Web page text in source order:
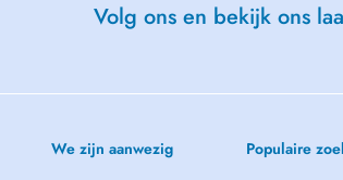
Volg ons en bekijk ons
We zijn aanwezig Populaire